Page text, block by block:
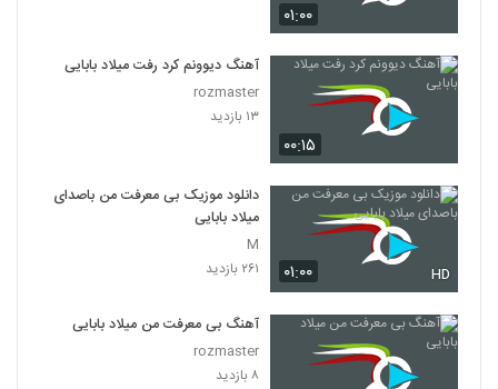
۰۱:۰۰
۰۰:۱۵
آهنگ دیوونم کرد رفت میلاد بابایی
rozmaster
۱۳ بازدید
۰۱:۰۰ HD
دانلود موزیک بی معرفت من باصدای
میلاد بابایی
M
۲۶۱ بازدید
آهنگ بی معرفت من میلاد بابایی
rozmaster
۸ بازدید